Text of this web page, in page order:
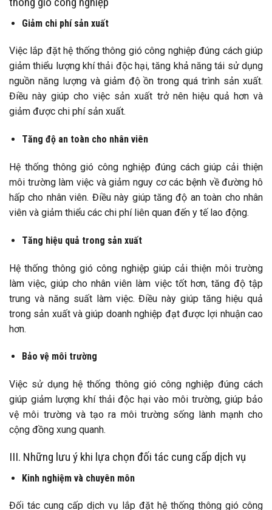
Giảm chi phí sản xuất
Việc lắp đặt hệ thống thông gió công nghiệp đúng cách giúp
giảm thiểu lượng khí thải độc hại, tăng khả năng tái sử dụng
nguồn năng lượng và giảm độ ồn trong quá trình sản xuất.
Điều này giúp cho việc sản xuất trở nên hiệu quả hơn và
giảm được chi phí sản xuất.
Tăng độ an toàn cho nhân viên
Hệ thống thông gió công nghiệp đúng cách giúp cải thiện
môi trường làm việc và giảm nguy cơ các bệnh về đường hô
hấp cho nhân viên. Điều này giúp tăng độ an toàn cho nhân
viên và giảm thiểu các chi phí liên quan đến y tế lao động.
Tăng hiệu quả trong sản xuất
Hệ thống thông gió công nghiệp giúp cải thiện môi trường
làm việc, giúp cho nhân viên làm việc tốt hơn, tăng độ tập
trung và năng suất làm việc. Điều này giúp tăng hiệu quả
trong sản xuất và giúp doanh nghiệp đạt được lợi nhuận cao
hơn.
Bảo vệ môi trường
Việc sử dụng hệ thống thông gió công nghiệp đúng cách
giúp giảm lượng khí thải độc hại vào môi trường, giúp bảo
vệ môi trường và tạo ra môi trường sống lành mạnh cho
cộng đồng xung quanh.
III. Những lưu ý khi lựa chọn đối tác cung cấp dịch vụ
Kinh nghiệm và chuyên môn
Đối tác cung cấp dịch vụ lắp đặt hệ thống thông gió công